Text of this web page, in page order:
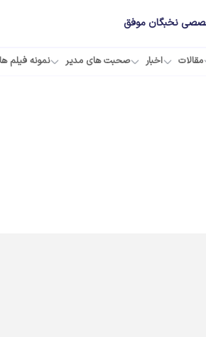
نخبگان موفق
مقالات اخبار صحبت های مدیر نمونه فیلم